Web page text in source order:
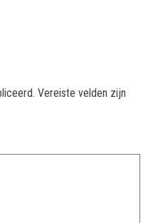
Vereiste velden zijn